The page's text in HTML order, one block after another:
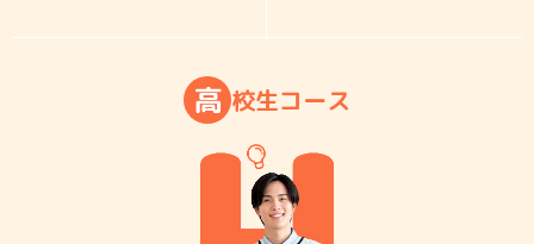
高 校生コース